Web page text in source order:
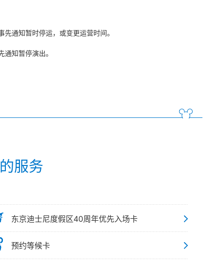
通知暂时停运，或变更运营时间。
知暂停演出。
服务
东京迪士尼度假区40周年优先入场卡
预约等候卡